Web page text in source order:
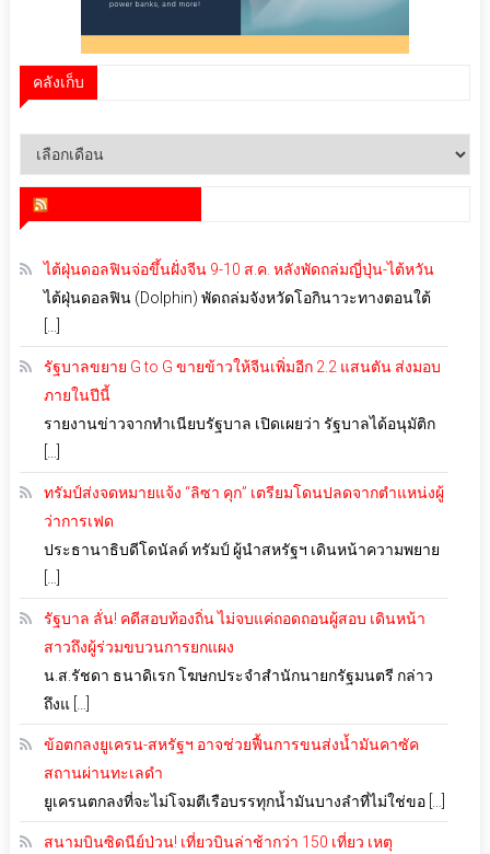
คลังเก็บ
คลัง
ไต้ฝุ่นดอลฟินจ่อขึ้นฝั่งจีน 9-10 ส.ค. หลังพัดถล่มญี่ปุ่น-ไต้หวัน
ไต้ฝุ่นดอลฟิน (Dolphin) พัดถล่มจังหวัดโอกินาวะทางตอนใต้
รัฐบาลขยาย G to G ขายข้าวให้จีนเพิ่มอีก 2.2 แสนตัน ส่งมอบ
ภายในปีนี้
รายงานข่าวจากทำเนียบรัฐบาล เปิดเผยว่า รัฐบาลได้อนุมัติก
ทรัมป์ส่งจดหมายแจ้ง “ลิซา คุก” เตรียมโดนปลดจากตำแหน่งผู้
ว่าการเฟด
ประธานาธิบดีโดนัลด์ ทรัมป์ ผู้นำสหรัฐฯ เดินหน้าความพยาย
รัฐบาล ลั่น! คดีสอบท้องถิ่น ไม่จบแค่ถอดถอนผู้สอบ เดินหน้า
สาวถึงผู้ร่วมขบวนการยกแผง
น.ส.รัชดา ธนาดิเรก โฆษกประจำสำนักนายกรัฐมนตรี กล่าว
ถึงแ […]
ข้อตกลงยูเครน-สหรัฐฯ อาจช่วยฟื้นการขนส่งน้ำมันคาซัค
สถานผ่านทะเลดำ
ยูเครนตกลงที่จะไม่โจมตีเรือบรรทุกน้ำมันบางลำที่ไม่ใช่ขอ […]
สนามบินซิดนีย์ป่วน! เที่ยวบินล่าช้ากว่า 150 เที่ยว เหตุ